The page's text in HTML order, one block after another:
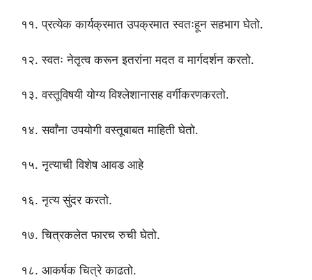
११. प्रत्येक कार्यक्रमात उपक्रमात स्वतःहून सहभाग घेतो.
१२. स्वतः नेतृत्व करून इतरांना मदत व मार्गदर्शन करतो.
१३. वस्तूविषयी योग्य विश्लेशानासह वर्गीकरणकरतो.
१४. सर्वांना उपयोगी वस्तूबाबत माहिती घेतो.
१५. नृत्याची विशेष आवड आहे
१६. नृत्य सुंदर करतो.
१७. चित्रकलेत फारच रुची घेतो.
१८. आकर्षक चित्रे काढतो.